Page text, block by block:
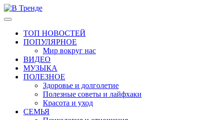
Перейти
к
Основное
ТОП НОВОСТЕЙ
ПОПУЛЯРНОЕ
Мир вокруг нас
ВИДЕО
МУЗЫКА
ПОЛЕЗНОЕ
Здоровье и долголетие
Полезные советы и лайфхаки
Красота и уход
СЕМЬЯ